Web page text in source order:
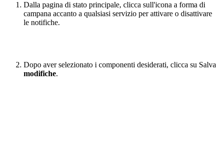
Dalla pagina di stato principale, clicca sull'icona a forma di
campana accanto a qualsiasi servizio per attivare o disattivare
le notifiche.
Dopo aver selezionato i componenti desiderati, clicca su Salva
modifiche.